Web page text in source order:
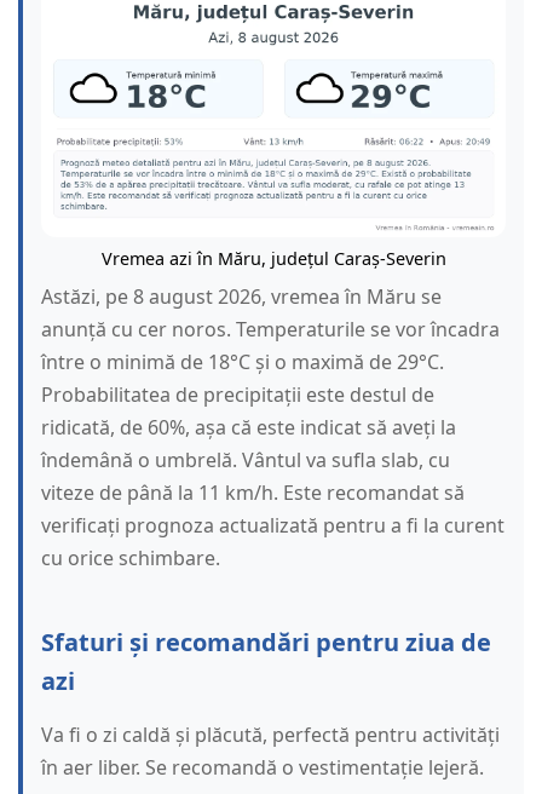
Vremea azi în Măru, județul Caraș-Severin
Astăzi, pe 8 august 2026, vremea în Măru se
anunță cu cer noros. Temperaturile se vor încadra
între o minimă de 18°C și o maximă de 29°C.
Probabilitatea de precipitații este destul de
ridicată, de 60%, așa că este indicat să aveți la
îndemână o umbrelă. Vântul va sufla slab, cu
viteze de până la 11 km/h. Este recomandat să
verificați prognoza actualizată pentru a fi la curent
cu orice schimbare.
Sfaturi și recomandări pentru ziua de
azi
Va fi o zi caldă și plăcută, perfectă pentru activități
în aer liber. Se recomandă o vestimentație lejeră.